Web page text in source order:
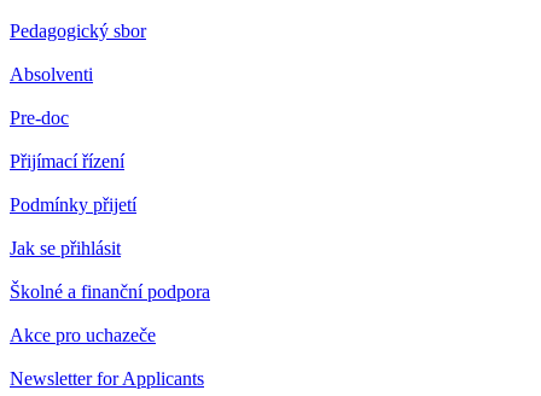
Pedagogický sbor
Absolventi
Pre-doc
Přijímací řízení
Podmínky přijetí
Jak se přihlásit
Školné a finanční podpora
Akce pro uchazeče
Newsletter for Applicants